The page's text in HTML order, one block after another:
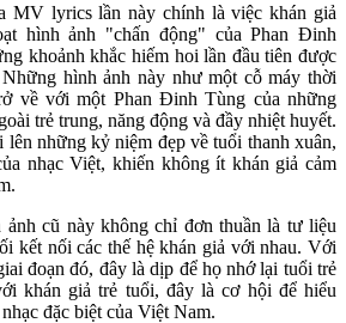
MV lyrics lần này chính là việc khán giả
hình ảnh "chấn động" của Phan Đinh
khoảnh khắc hiếm hoi lần đầu tiên được
hình ảnh này như một cỗ máy thời
về với một Phan Đinh Tùng của những
trẻ trung, năng động và đầy nhiệt huyết.
những kỷ niệm đẹp về tuổi thanh xuân,
nhạc Việt, khiến không ít khán giả cảm
cũ này không chỉ đơn thuần là tư liệu
kết nối các thế hệ khán giả với nhau. Với
đoạn đó, đây là dịp để họ nhớ lại tuổi trẻ
khán giả trẻ tuổi, đây là cơ hội để hiểu
đặc biệt của Việt Nam.